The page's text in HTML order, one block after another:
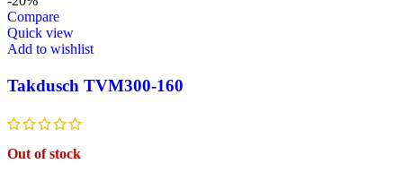
Compare
Quick view
Add to wishlist
Takdusch TVM300-160
Out of stock